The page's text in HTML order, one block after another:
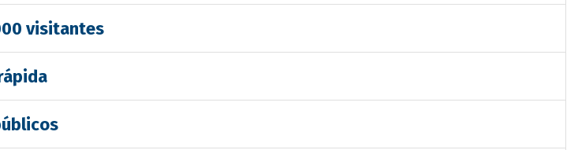
visitantes